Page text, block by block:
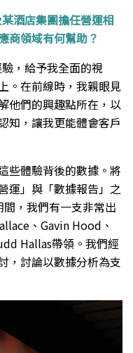
酒店集團擔任營運相
商領域有何幫助？
，給予我全面的視
。在前線時，我親眼見
他們的興趣點所在，以
知，讓我更能體會客戶
些體驗背後的數據。將
運」與「數據報告」之
，我們有一支非常出
、Gavin Hood、
Hallas帶領。我們經
，討論以數據分析為支